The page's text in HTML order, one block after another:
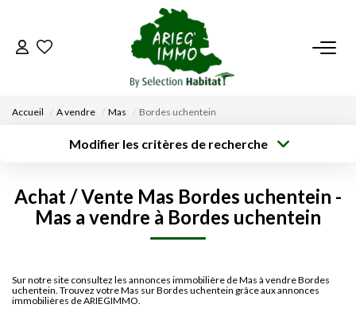
ACCUEIL
DÉPOSEZ VOTRE RECHERCHE
Accueil A vendre Mas Bordes uchentein
Modifier les critères de recherche
Type de
transaction
Budget max Rayon Plus de critères
Achat / Vente Mas Bordes uchentein -
Mas a vendre à Bordes uchentein
Sur notre site consultez les annonces immobilière de Mas à vendre Bordes
uchentein. Trouvez votre Mas sur Bordes uchentein grâce aux annonces
immobilières de ARIEGIMMO.